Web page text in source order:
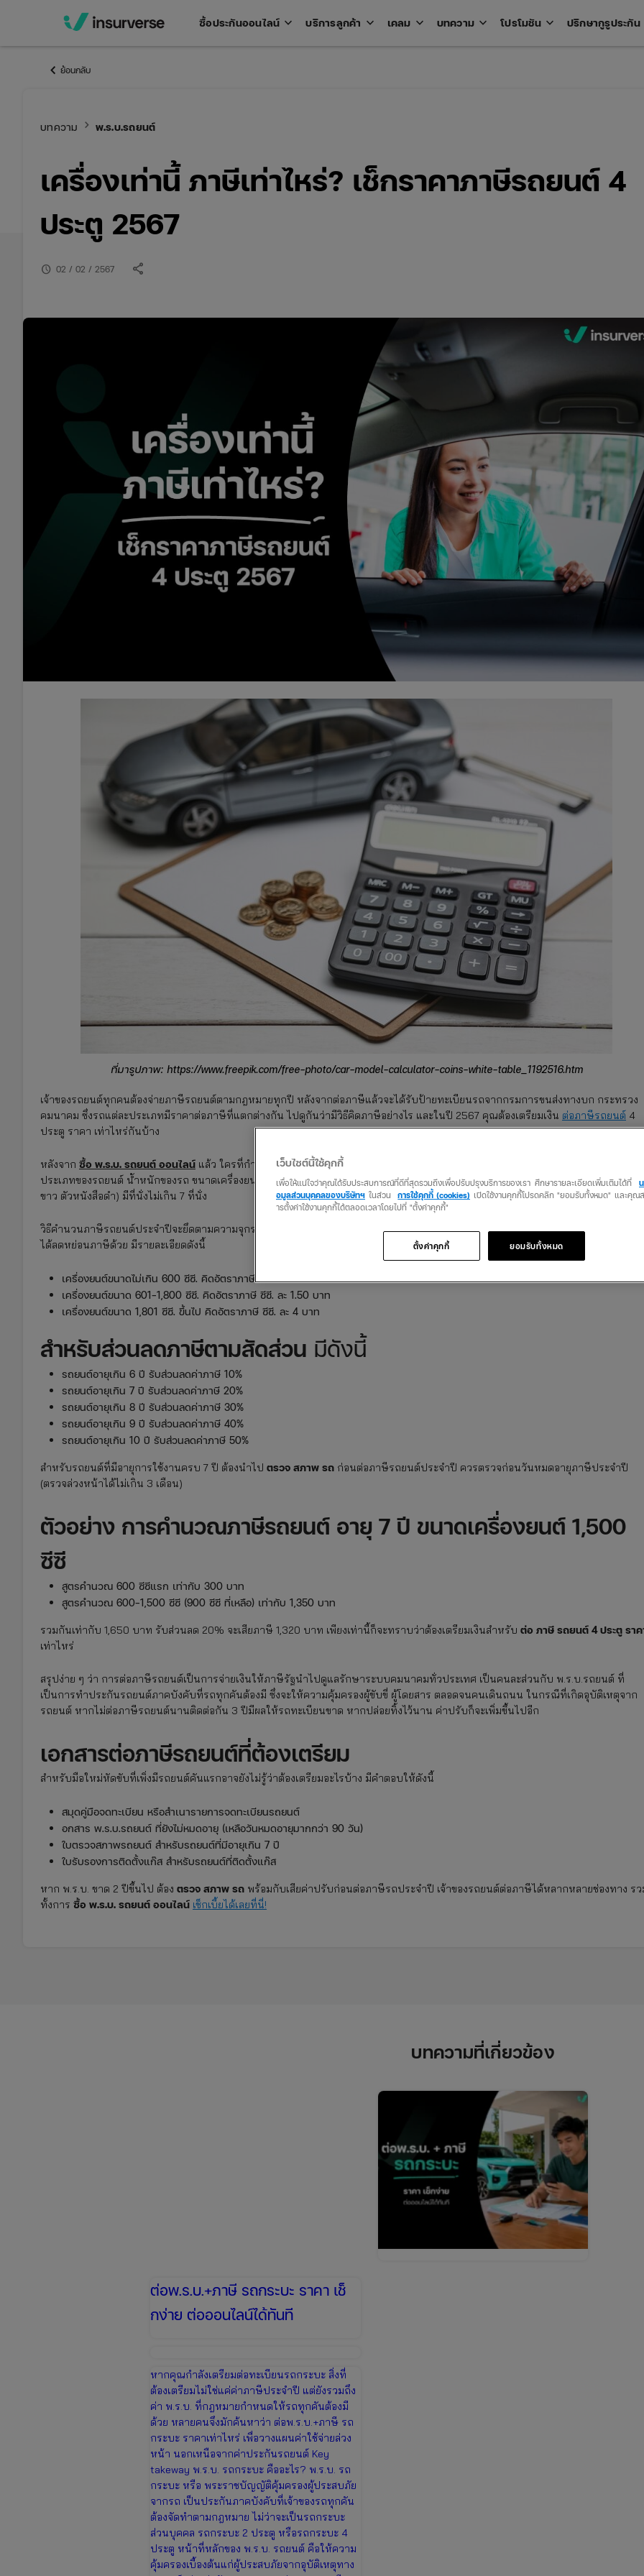
ซื้อประกันออนไลน์ keyboard_arrow_down Open
บริการลูกค้า keyboard_arrow_down Open
เคลม keyboard_arrow_down Open
บทความ keyboard_arrow_down Open
โปรโมชัน keyboard_arrow_down Open
ปรึกษากูรูประกัน
keyboard_arrow_left ย้อนกลับ
บทความ keyboard_arrow_right พ.ร.บ.รถยนต์
เครื่องเท่านี้ ภาษีเท่าไหร่? เช็กราคาภาษีรถยนต์ 4
ประตู 2567
schedule 02 / 02 / 2567 share
ที่มารูปภาพ: https://www.freepik.com/free-photo/car-model-calculator-coins-white-table_1192516.htm
เจ้าของรถยนต์ทุกคนต้องจ่ายภาษีรถยนต์ตามกฎหมายทุกปี หลังจากต่อภาษีแล้วจะได้รับป้ายทะเบียนรถจากกรมการขนส่งทางบก กระทรวง
คมนาคม ซึ่งรถแต่ละประเภทมีราคาต่อภาษีที่แตกต่างกัน ไปดูกันว่ามีวิธีคิดภาษีอย่างไร และในปี 2567 คุณต้องเตรียมเงิน ต่อภาษีรถยนต์ 4
ประตู ราคา เท่าไหร่กันบ้าง
หลังจาก ซื้อ พ.ร.บ. รถยนต์ ออนไลน์ แล้ว ใครที่กำลังจะต่อภาษีรถยนต์ต้องทราบว่า รถยนต์แต่ละประเภทมีค่าใช้จ่ายไม่เท่ากัน ขึ้นอยู่กับ
ประเภทของรถยนต์ น้ำหนักของรถ ขนาดเครื่องยนต์ รวมถึงประเภทการจดทะเบียนรถยนต์ สำหรับรถยนต์ส่วนบุคคล 4 ประตู (ป้ายทะเบียน
ขาว ตัวหนังสือดำ) มีที่นั่งไม่เกิน 7 ที่นั่ง
วิธีคำนวนภาษีรถยนต์ประจำปีจะยึดตามความจุกระบอกสูบ (ซีซี) หรือขนาดของเครื่องยนต์นั่นเอง รวมทั้งอายุรถที่มีการใช้งานเกิน 5 ปีขึ้นไปจ
ได้ลดหย่อนภาษีด้วย มีรายละเอียดดังนี้
เครื่องยนต์ขนาดไม่เกิน 600 ซีซี. คิดอัตราภาษี ซีซี. ละ 50 สตางค์
เครื่องยนต์ขนาด 601-1,800 ซีซี. คิดอัตราภาษี ซีซี. ละ 1.50 บาท
เครื่องยนต์ขนาด 1,801 ซีซี. ขึ้นไป คิดอัตราภาษี ซีซี. ละ 4 บาท
สำหรับส่วนลดภาษีตามสัดส่วน มีดังนี้
รถยนต์อายุเกิน 6 ปี รับส่วนลดค่าภาษี 10%
รถยนต์อายุเกิน 7 ปี รับส่วนลดค่าภาษี 20%
รถยนต์อายุเกิน 8 ปี รับส่วนลดค่าภาษี 30%
รถยนต์อายุเกิน 9 ปี รับส่วนลดค่าภาษี 40%
รถยนต์อายุเกิน 10 ปี รับส่วนลดค่าภาษี 50%
สำหรับรถยนต์ที่มีอายุการใช้งานครบ 7 ปี ต้องนำไป ตรวจ สภาพ รถ ก่อนต่อภาษีรถยนต์ประจำปี ควรตรวจก่อนวันหมดอายุภาษีประจำปี
(ตรวจล่วงหน้าได้ไม่เกิน 3 เดือน)
ตัวอย่าง การคำนวณภาษีรถยนต์ อายุ 7 ปี ขนาดเครื่องยนต์ 1,500
ซีซี
สูตรคำนวณ 600 ซีซีแรก เท่ากับ 300 บาท
สูตรคำนวณ 600-1,500 ซีซี (900 ซีซี ที่เหลือ) เท่ากับ 1,350 บาท
รวมกันเท่ากับ 1,650 บาท รับส่วนลด 20% จะเสียภาษี 1,320 บาท เพียงเท่านี้ก็จะทราบว่าต้องเตรียมเงินสำหรับ ต่อ ภาษี รถยนต์ 4 ประตู ราค
เท่าไหร่
สรุปง่าย ๆ ว่า การต่อภาษีรถยนต์เป็นการจ่ายเงินให้ภาษีรัฐนำไปดูแลรักษาระบบคมนาคมทั่วประเทศ เป็นคนละส่วนกับ พ.ร.บ.รถยนต์ ที่
เป็นการทำประกันรถยนต์ภาคบังคับที่รถทุกคันต้องมี ซึ่งจะให้ความคุ้มครองผู้ขับขี่ ผู้โดยสาร ตลอดจนคนเดินถนน ในกรณีที่เกิดอุบัติเหตุจาก
รถยนต์ หากไม่ต่อภาษีรถยนต์นานติดต่อกัน 3 ปีมีผลให้รถทะเบียนขาด หากปล่อยทิ้งไว้นาน ค่าปรับก็จะเพิ่มขึ้นไปอีก
เอกสารต่อภาษีรถยนต์ที่ต้องเตรียม
สำหรับมือใหม่หัดขับที่เพิ่งมีรถยนต์คันแรกอาจยังไม่รู้ว่าต้องเตรียมอะไรบ้าง มีคำตอบให้ดังนี้
สมุดคู่มือจดทะเบียน หรือสำเนารายการจดทะเบียนรถยนต์
อกสาร พ.ร.บ.รถยนต์ ที่ยังไม่หมดอายุ (เหลือวันหมดอายุมากกว่า 90 วัน)
ใบตรวจสภาพรถยนต์ สำหรับรถยนต์ที่มีอายุเกิน 7 ปี
ใบรับรองการติดตั้งแก๊ส สำหรับรถยนต์ที่ติดตั้งแก๊ส
หาก พ.ร.บ. ขาด 2 ปีขึ้นไป ต้อง ตรวจ สภาพ รถ พร้อมกับเสียค่าปรับก่อนต่อภาษีรถประจำปี เจ้าของรถยนต์ต่อภาษีได้หลากหลายช่องทาง ร
ทั้งการ ซื้อ พ.ร.บ. รถยนต์ ออนไลน์ เช็กเบี้ยได้เลยที่นี่!
บทความที่เกี่ยวข้อง
ต่อพ.ร.บ.+ภาษี รถกระบะ ราคา เช็
กง่าย ต่อออนไลน์ได้ทันที
หากคุณกำลังเตรียมต่อทะเบียนรถกระบะ สิ่งที่
ต้องเตรียมไม่ใช่แค่ค่าภาษีประจำปี แต่ยังรวมถึง
ค่า พ.ร.บ. ที่กฎหมายกำหนดให้รถทุกคันต้องมี
ด้วย หลายคนจึงมักค้นหาว่า ต่อพ.ร.บ.+ภาษี รถ
กระบะ ราคาเท่าไหร่ เพื่อวางแผนค่าใช้จ่ายล่วง
หน้า นอกเหนือจากค่าประกันรถยนต์ Key
takeway พ.ร.บ. รถกระบะ คืออะไร? พ.ร.บ. รถ
กระบะ หรือ พระราชบัญญัติคุ้มครองผู้ประสบภัย
จากรถ เป็นประกันภาคบังคับที่เจ้าของรถทุกคัน
ต้องจัดทำตามกฎหมาย ไม่ว่าจะเป็นรถกระบะ
ส่วนบุคคล รถกระบะ 2 ประตู หรือรถกระบะ 4
ประตู หน้าที่หลักของ พ.ร.บ. รถยนต์ คือให้ความ
คุ้มครองเบื้องต้นแก่ผู้ประสบภัยจากอุบัติเหตุทาง
เว็บไซต์นี้ใช้คุกกี้
เพื่อให้แน่ใจว่าคุณได้รับประสบการณ์ที่ดีที่สุดรวมถึงเพื่อปรับปรุงบริการของเรา ศึกษารายละเอียดเพิ่มเติมได้ที่
อมูลส่วนบุคคลของบริษัทฯ ในส่วน การใช้คุกกี้ (cookies) เปิดใช้งานคุกกี้โปรดคลิก "ยอมรับทั้งหมด" และคุณ
ารตั้งค่าใช้งานคุกกี้ได้ตลอดเวลาโดยไปที่ "ตั้งค่าคุกกี้"
ยอมรับทั้งหมด
ตั้งค่าคุกกี้